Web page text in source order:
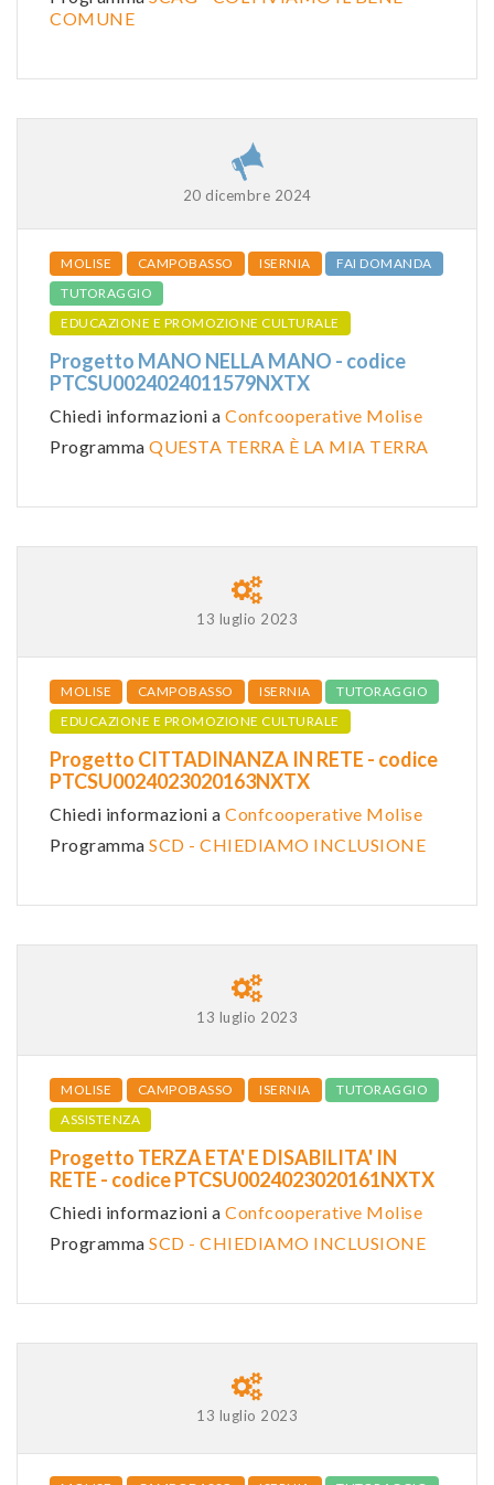
COMUNE
20 dicembre 2024
MOLISE CAMPOBASSO ISERNIA
FAI DOMANDA
TUTORAGGIO
EDUCAZIONE E PROMOZIONE CULTURALE
Progetto MANO NELLA MANO - codice
PTCSU0024024011579NXTX
Chiedi informazioni a Confcooperative Molise
Programma QUESTA TERRA È LA MIA TERRA
13 luglio 2023
MOLISE CAMPOBASSO ISERNIA
TUTORAGGIO
EDUCAZIONE E PROMOZIONE CULTURALE
Progetto CITTADINANZA IN RETE - codice
PTCSU0024023020163NXTX
Chiedi informazioni a Confcooperative Molise
Programma SCD - CHIEDIAMO INCLUSIONE
13 luglio 2023
MOLISE CAMPOBASSO ISERNIA
TUTORAGGIO
ASSISTENZA
Progetto TERZA ETA' E DISABILITA' IN
RETE - codice PTCSU0024023020161NXTX
Chiedi informazioni a Confcooperative Molise
Programma SCD - CHIEDIAMO INCLUSIONE
13 luglio 2023